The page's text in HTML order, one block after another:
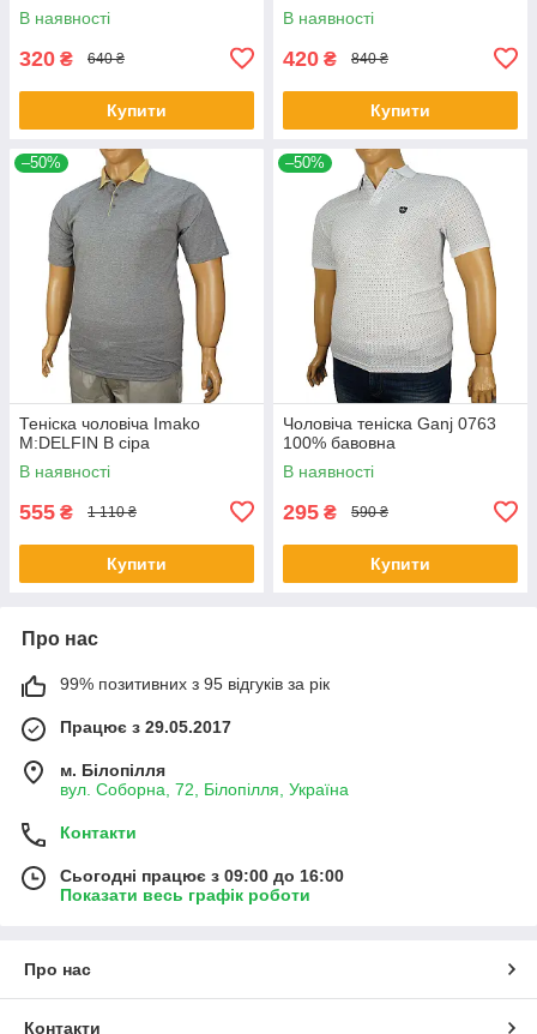
В наявності
320 ₴ 640 ₴
Купити
В наявності
420 ₴ 840 ₴
Купити
–50%
Теніска чоловіча Imako
M:DELFIN В сіра
В наявності
555 ₴ 1 110 ₴
Купити
–50%
Чоловіча теніска Ganj 0763
100% бавовна
В наявності
295 ₴ 590 ₴
Купити
Про нас
99% позитивних з 95 відгуків за рік
Працює з 29.05.2017
м. Білопілля
вул. Соборна, 72, Білопілля, Україна
Контакти
Сьогодні працює з 09:00 до 16:00
Показати весь графік роботи
Про нас
Контакти